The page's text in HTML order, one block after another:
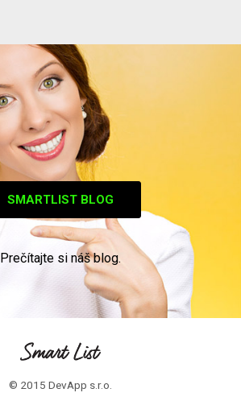
SMARTLIST BLOG
Prečítajte si náš blog.
© 2015 DevApp s.r.o.